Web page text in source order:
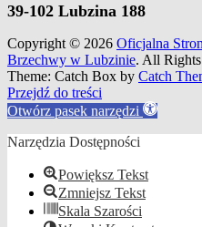
39-102 Lubzina 188
Copyright © 2026 Oficjalna
Brzechwy w Lubzinie. All
Theme: Catch Box by Catch
Scroll
Up
Przejdź do treści
Otwórz pasek narzędzi
Narzędzia Dostępności
Powiększ Tekst
Zmniejsz Tekst
Skala Szarości